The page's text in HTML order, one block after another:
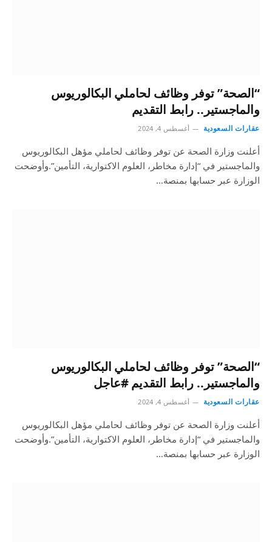
“الصحة” توفر وظائف لحاملي البكالوريوس
والماجستير.. رابط التقديم
عقارات السعودية أغسطس 4, 2024
أعلنت وزارة الصحة عن توفر وظائف لحاملي مؤهل البكالوريوس
والماجستير في “إدارة مخاطر، العلوم الاكتوارية، التأمين”.وأوضحت
الوزارة عبر حسابها بمنصة…
“الصحة” توفر وظائف لحاملي البكالوريوس
والماجستير.. رابط التقديم #عاجل
عقارات السعودية أغسطس 4, 2024
أعلنت وزارة الصحة عن توفر وظائف لحاملي مؤهل البكالوريوس
والماجستير في “إدارة مخاطر، العلوم الاكتوارية، التأمين”.وأوضحت
الوزارة عبر حسابها بمنصة…